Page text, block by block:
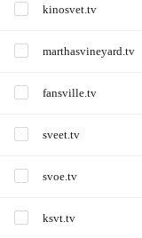
kinosvet.tv
marthasvineyard.tv
fansville.tv
sveet.tv
svoe.tv
ksvt.tv